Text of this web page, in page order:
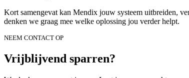
Kort samengevat kan Mendix jouw systeem uitbreiden,
denken we graag mee welke oplossing jou verder helpt.
NEEM CONTACT OP
Vrijblijvend sparren?